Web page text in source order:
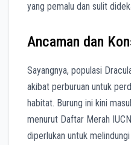
yang pemalu dan sulit
Ancaman dan
Sayangnya, populasi
akibat perburuan untuk
habitat. Burung ini kini
menurut Daftar Merah
diperlukan untuk